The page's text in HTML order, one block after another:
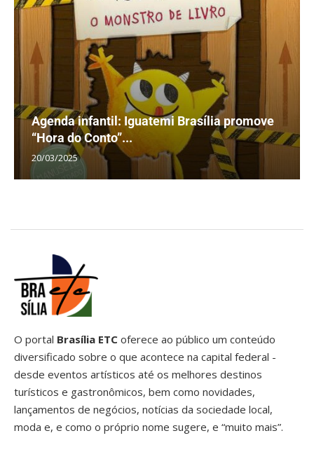
Agenda infantil: Iguatemi Brasília promove
“Hora do Conto”...
20/03/2025
O portal Brasília ETC oferece ao público um conteúdo
diversificado sobre o que acontece na capital federal -
desde eventos artísticos até os melhores destinos
turísticos e gastronômicos, bem como novidades,
lançamentos de negócios, notícias da sociedade local,
moda e, e como o próprio nome sugere, e “muito mais”.